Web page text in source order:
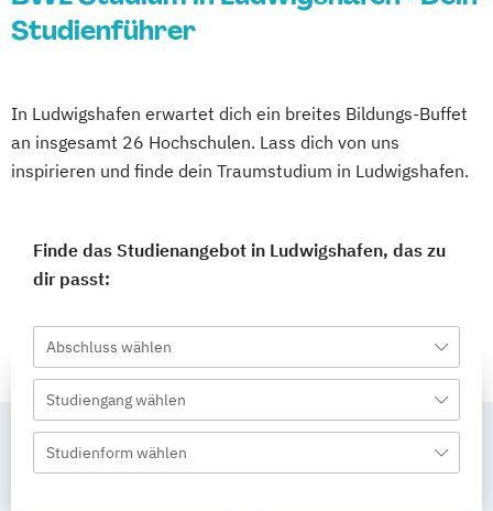
Studienführer
In Ludwigshafen erwartet dich ein breites Bildungs-Buffet
an insgesamt 26 Hochschulen. Lass dich von uns
inspirieren und finde dein Traumstudium in Ludwigshafen.
Finde das Studienangebot in Ludwigshafen, das zu
dir passt:
Abschluss wählen
Studiengang wählen
Studienform wählen